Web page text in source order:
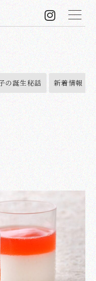
の誕生秘話 新着情報